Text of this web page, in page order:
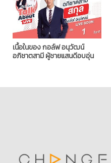
เนื้อในของ กอล์ฟ อนุวัฒน์
อภิชาตสามี ผู้ชายแสนดีอบอุ่น